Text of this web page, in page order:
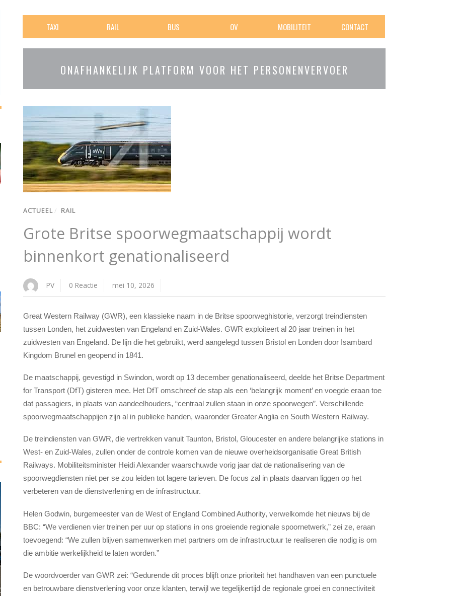
TAXI RAIL BUS OV MOBILITEIT CONTACT
ONAFHANKELIJK PLATFORM VOOR HET PERSONENVERVOER
ACTUEEL/ RAIL
Grote Britse spoorwegmaatschappij wordt
binnenkort genationaliseerd
PV 0 Reactie mei 10, 2026
Great Western Railway (GWR), een klassieke naam in de Britse spoorweghistorie, verzorgt treindiensten
tussen Londen, het zuidwesten van Engeland en Zuid-Wales. GWR exploiteert al 20 jaar treinen in het
zuidwesten van Engeland. De lijn die het gebruikt, werd aangelegd tussen Bristol en Londen door Isambard
Kingdom Brunel en geopend in 1841.
De maatschappij, gevestigd in Swindon, wordt op 13 december genationaliseerd, deelde het Britse Department
for Transport (DfT) gisteren mee. Het DfT omschreef de stap als een ‘belangrijk moment’ en voegde eraan toe
dat passagiers, in plaats van aandeelhouders, “centraal zullen staan in onze spoorwegen”. Verschillende
spoorwegmaatschappijen zijn al in publieke handen, waaronder Greater Anglia en South Western Railway.
De treindiensten van GWR, die vertrekken vanuit Taunton, Bristol, Gloucester en andere belangrijke stations in
West- en Zuid-Wales, zullen onder de controle komen van de nieuwe overheidsorganisatie Great British
Railways. Mobiliteitsminister Heidi Alexander waarschuwde vorig jaar dat de nationalisering van de
spoorwegdiensten niet per se zou leiden tot lagere tarieven. De focus zal in plaats daarvan liggen op het
verbeteren van de dienstverlening en de infrastructuur.
Helen Godwin, burgemeester van de West of England Combined Authority, verwelkomde het nieuws bij de
BBC: “We verdienen vier treinen per uur op stations in ons groeiende regionale spoornetwerk,” zei ze, eraan
toevoegend: “We zullen blijven samenwerken met partners om de infrastructuur te realiseren die nodig is om
die ambitie werkelijkheid te laten worden.”
De woordvoerder van GWR zei: “Gedurende dit proces blijft onze prioriteit het handhaven van een punctuele
en betrouwbare dienstverlening voor onze klanten, terwijl we tegelijkertijd de regionale groei en connectiviteit